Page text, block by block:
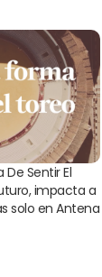
De Sentir El
impacta a
solo en Antena